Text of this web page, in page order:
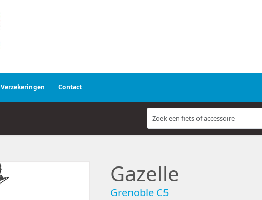
Verzekeringen Contact
Gazelle
Grenoble C5